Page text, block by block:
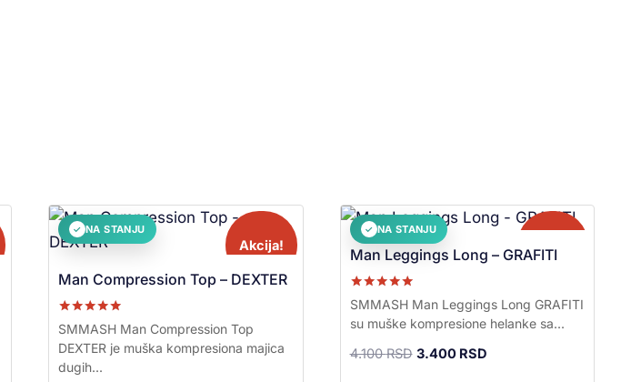
✓ NA STANJU
Akcija!
Man Compression Top – DEXTER
Ocenjeno sa
5.00
od 5
SMMASH Man Compression Top
DEXTER je muška kompresiona majica
dugih...
✓ NA STANJU
Akcija!
Man Leggings Long – GRAFITI
Ocenjeno sa
5.00
od 5
SMMASH Man Leggings Long GRAFITI
su muške kompresione helanke sa...
4.100RSD 3.400 RSD